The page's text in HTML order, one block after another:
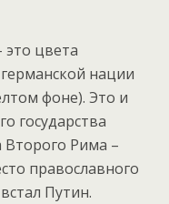
это цвета
нации
фоне). Это и
государства
Второго Рима –
православного
Путин.